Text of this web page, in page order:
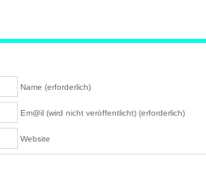
Name (erforderlich)
Em@il (wird nicht veröffentlicht) (erforderlich)
Website